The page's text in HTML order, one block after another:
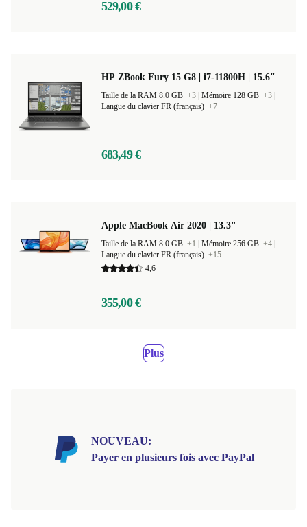
529,00 €
HP ZBook Fury 15 G8 | i7-11800H | 15.6"
Taille de la RAM 8.0 GB +3 Mémoire 128 GB +3
Langue du clavier FR (français) +7
683,49 €
Apple MacBook Air 2020 | 13.3"
Taille de la RAM 8.0 GB +1 Mémoire 256 GB +4
Langue du clavier FR (français) +15
4,6
355,00 €
Plus
NOUVEAU:
Payer en plusieurs fois avec PayPal